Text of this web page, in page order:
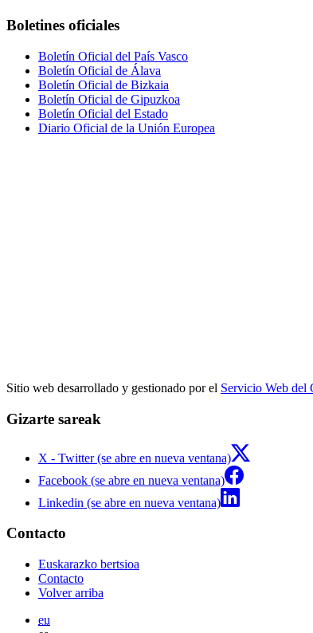
Boletines oficiales
Boletín Oficial del País Vasco
Boletín Oficial de Álava
Boletín Oficial de Bizkaia
Boletín Oficial de Gipuzkoa
Boletín Oficial del Estado
Diario Oficial de la Unión Europea
Sitio web desarrollado y gestionado por el Servicio Web del
Gizarte sareak
X - Twitter (se abre en nueva ventana)
Facebook (se abre en nueva ventana)
Linkedin (se abre en nueva ventana)
Contacto
Euskarazko bertsioa
Contacto
Volver arriba
eu